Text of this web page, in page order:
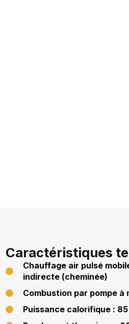
Caractéristiques
Chauffage air pulsé
indirecte (cheminée)
Combustion par pompe à
Puissance calorifique : 85